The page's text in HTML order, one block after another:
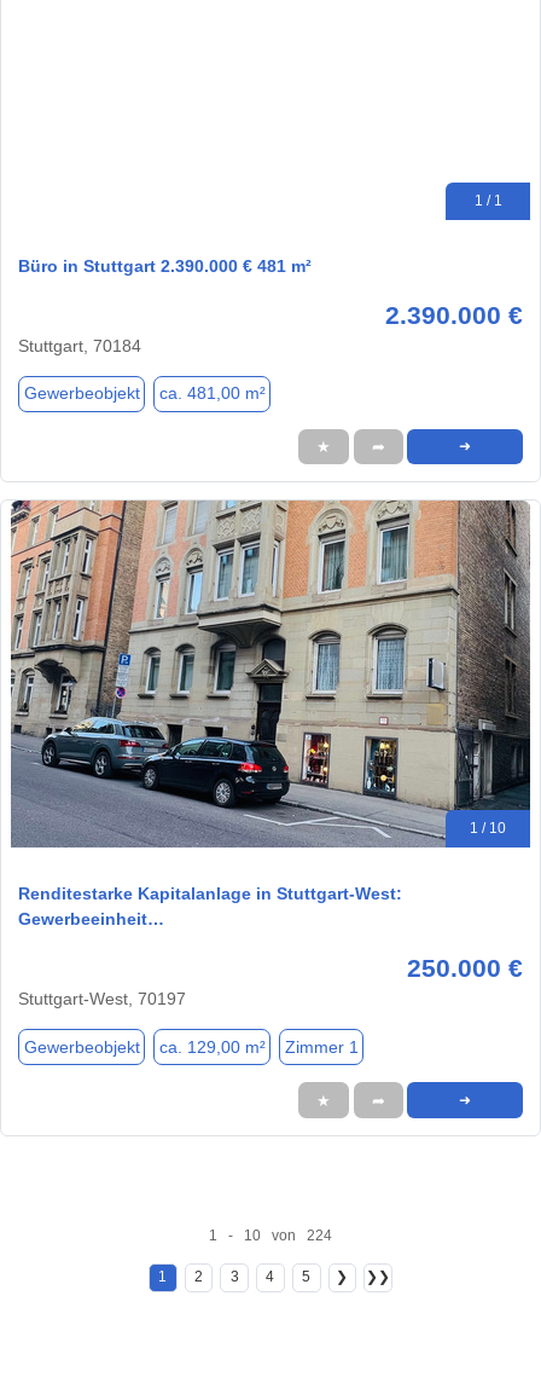
1 / 1
Büro in Stuttgart 2.390.000 € 481 m²
2.390.000 €
Stuttgart, 70184
Gewerbeobjekt ca. 481,00 m²
★ ➦ ➜
1 / 10
Renditestarke Kapitalanlage in Stuttgart-West:
Gewerbeeinheit…
250.000 €
Stuttgart-West, 70197
Gewerbeobjekt ca. 129,00 m² Zimmer 1
★ ➦ ➜
1 - 10 von 224
1 2 3 4 5 ❯ ❯❯